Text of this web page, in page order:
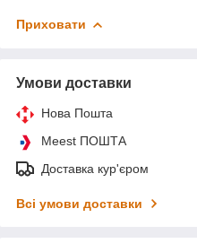
Приховати
Умови доставки
Нова Пошта
Meest ПОШТА
Доставка кур'єром
Всі умови доставки